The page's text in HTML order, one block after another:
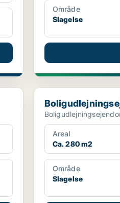
Område
Slagelse
Areal
Ca. 280 m2
Område
Slagelse